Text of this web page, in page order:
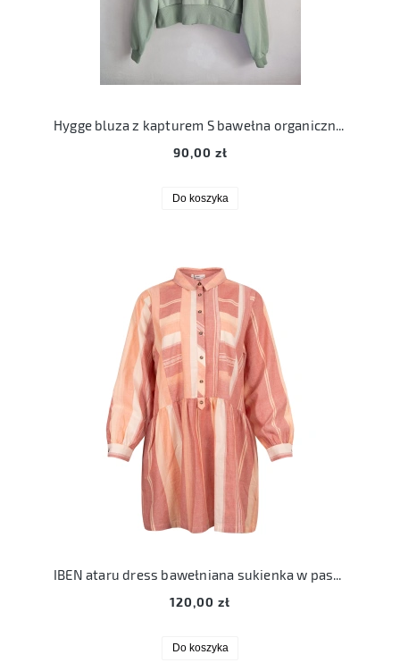
Hygge bluza z kapturem S bawełna organiczna zielona 36
90,00 zł
Do koszyka
IBEN ataru dress bawełniana sukienka w paski 34 XS
120,00 zł
Do koszyka